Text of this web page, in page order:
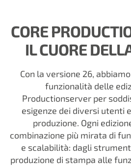
CORE
IL CUORE
Con la versione 26,
funzionalità delle
Productionserver per
esigenze dei diversi utenti
produzione. Ogni
combinazione più mirata di
e scalabilità: dagli
produzione di stampa alle